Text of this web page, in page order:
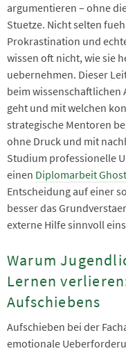
argumentieren – ohne
Stuetze. Nicht selten
Prokrastination und
wissen oft nicht, wie sie
uebernehmen. Dieser
beim wissenschaftlichen
geht und mit welchen
strategische Mentoren
ohne Druck und mit
Studium professionelle
einen Diplomarbeit
Entscheidung auf einer
besser das
externe Hilfe sinnvoll
Warum
Lernen
Aufschiebens
Aufschieben bei der
emotionale